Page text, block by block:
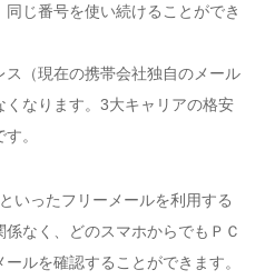
じ番号を使い続けることができ
（現在の携帯会社独自のメール
なります。3大キャリアの格安
。
いったフリーメールを利用する
なく、どのスマホからでもＰＣ
ルを確認することができます。